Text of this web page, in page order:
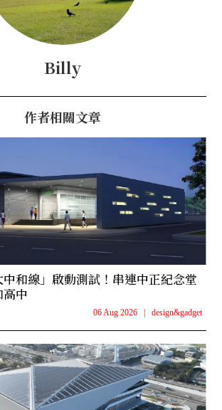
Billy
作者相關文章
和線」啟動測試！串連中正紀念堂
中
06 Aug 2026 design&gadget